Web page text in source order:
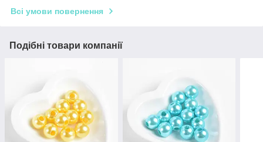
Всі умови повернення
Подібні товари компанії